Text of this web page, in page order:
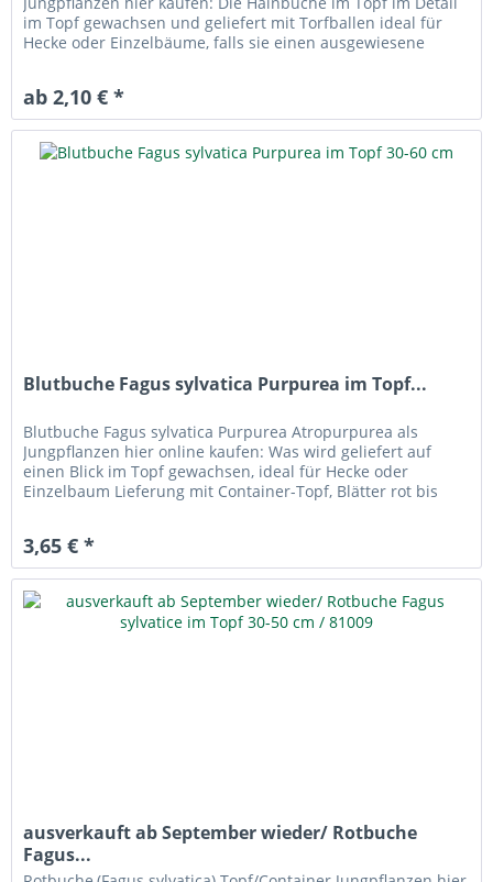
im Topf gewachsen und geliefert mit Torfballen ideal für
Hecke oder Einzelbäume, falls sie einen ausgewiesene
ab 2,10 € *
Blutbuche Fagus sylvatica Purpurea im Topf...
Blutbuche Fagus sylvatica Purpurea Atropurpurea als
Jungpflanzen hier online kaufen: Was wird geliefert auf
einen Blick im Topf gewachsen, ideal für Hecke oder
Einzelbaum Lieferung mit Container-Topf, Blätter rot bis
3,65 € *
ausverkauft ab September wieder/ Rotbuche
Fagus...